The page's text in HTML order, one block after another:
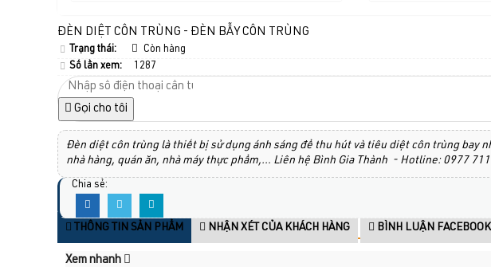
ĐÈN DIỆT CÔN TRÙNG - ĐÈN BẪY CÔN TRÙNG
Trạng thái:
Còn hàng
Số lần xem:
1287
Gọi cho tôi
Đèn diệt côn trùng là thiết bị sử dụng ánh sáng để thu hút và tiêu diệt côn trùng bay
nhà hàng, quán ăn, nhà máy thực phẩm,… Liên hệ Bình Gia Thành - Hotline: 0977
Chia sẻ:
THÔNG TIN SẢN PHẨM NHẬN XÉT CỦA KHÁCH HÀNG BÌNH LUẬN FACEBOOK
Xem nhanh